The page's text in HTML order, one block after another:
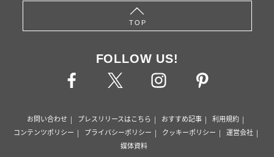
TOP
FOLLOW US!
お問い合わせ プレスリリースはこちら おすすめ記事
利用規約
コンテンツポリシー
プライバシーポリシー クッキーポリシー
運営会社
媒体資料